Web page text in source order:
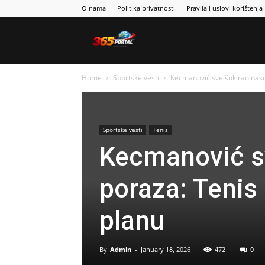
O nama Politika privatnosti Pravila i uslovi korištenja
Home Sportske vesti Kecmanović sve šokirao
Sportske vesti Tenis
Kecmanović
poraza:
planu
By Admin - January 18, 2026 472 0